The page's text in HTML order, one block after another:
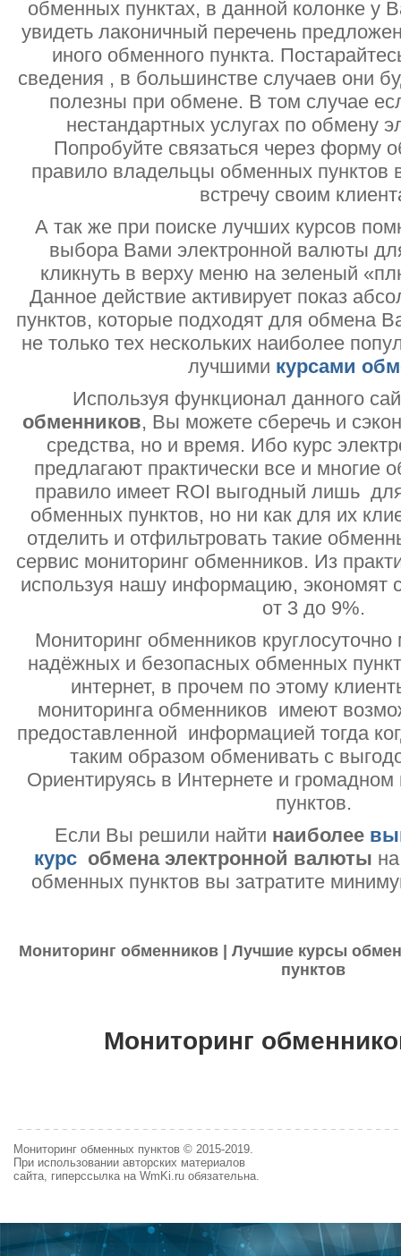
обменных пунктах, в данной колонке у
увидеть лаконичный перечень
иного обменного пункта.
сведения , в большинстве случаев они
полезны при обмене. В том случае
нестандартных услугах по обмену
Попробуйте связаться через форму
правило владельцы обменных пунктов
встречу своим
А так же при поиске лучших курсов
выбора Вами электронной валюты
кликнуть в верху меню на зеленый
Данное действие активирует показ
пунктов, которые подходят для обмена
не только тех нескольких наиболее
лучшими курсами
Используя функционал данного
обменников, Вы можете сберечь и
средства, но и время. Ибо курс
предлагают практически все и многие
правило имеет ROI выгодный лишь
обменных пунктов, но ни как для их
отделить и отфильтровать такие
сервис мониторинг обменников. Из
используя нашу информацию, экономят
от 3 до 9%.
Мониторинг обменников круглосуточно
надёжных и безопасных обменных
интернет, в прочем по этому
мониторинга обменников имеют
предоставленной информацией тогда
таким образом обменивать с
Ориентируясь в Интернете и
пунктов.
Если Вы решили найти наиболее
курс обмена электронной валюты
обменных пунктов вы затратите
Мониторинг обменников | Лучшие курсы
пунктов
Мониторинг
Мониторинг обменных пунктов © 2015-2019.
При использовании авторских материалов
сайта, гиперссылка на WmKi.ru обязательна.